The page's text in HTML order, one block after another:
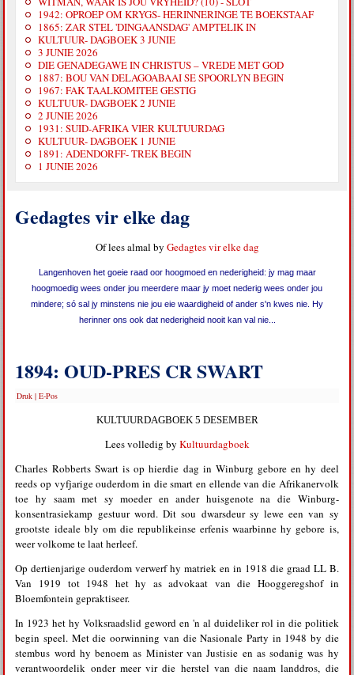
1942: OPROEP OM KRYGS- HERINNERINGE TE BOEKSTAAF
1865: ZAR STEL 'DINGAANSDAG' AMPTELIK IN
KULTUUR- DAGBOEK 3 JUNIE
3 JUNIE 2026
DIE GENADEGAWE IN CHRISTUS – VREDE MET GOD
1887: BOU VAN DELAGOABAAI SE SPOORLYN BEGIN
1967: FAK TAALKOMITEE GESTIG
KULTUUR- DAGBOEK 2 JUNIE
2 JUNIE 2026
1931: SUID-AFRIKA VIER KULTUURDAG
KULTUUR- DAGBOEK 1 JUNIE
1891: ADENDORFF- TREK BEGIN
1 JUNIE 2026
Gedagtes vir elke dag
Of lees almal by Gedagtes vir elke dag
Langenhoven het goeie raad oor hoogmoed en nederigheid: jy mag maar
hoogmoedig wees onder jou meerdere maar jy moet nederig wees onder jou
mindere; só sal jy minstens nie jou eie waardigheid of ander s'n kwes nie. Hy
herinner ons ook dat nederigheid nooit kan val nie...
1894: OUD-PRES CR SWART
Druk |E-Pos
KULTUURDAGBOEK 5 DESEMBER
Lees volledig by Kultuurdagboek
Charles Robberts Swart is op hierdie dag in Winburg gebore en hy deel
reeds op vyfjarige ouderdom in die smart en ellende van die Afrikanervolk
toe hy saam met sy moeder en ander huisgenote na die Winburg-
konsentrasiekamp gestuur word. Dit sou dwarsdeur sy lewe een van sy
grootste ideale bly om die republikeinse erfenis waarbinne hy gebore is,
weer volkome te laat herleef.
Op dertienjarige ouderdom verwerf hy matriek en in 1918 die graad LL B.
Van 1919 tot 1948 het hy as advokaat van die Hooggeregshof in
Bloemfontein gepraktiseer.
In 1923 het hy Volksraadslid geword en 'n al duideliker rol in die politiek
begin speel. Met die oorwinning van die Nasionale Party in 1948 by die
stembus word hy benoem as Minister van Justisie en as sodanig was hy
verantwoordelik onder meer vir die herstel van die naam landdros, die